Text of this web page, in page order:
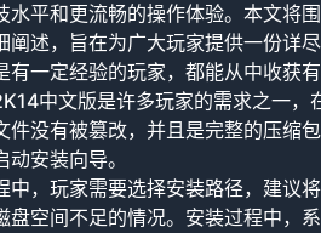
水平和更流畅的操作体验。本文将
阐述，旨在为广大玩家提供一份详
有一定经验的玩家，都能从中收获
中文版是许多玩家的需求之一
件没有被篡改，并且是完整的压缩
动安装向导。
中，玩家需要选择安装路径，建议
盘空间不足的情况。安装过程中，